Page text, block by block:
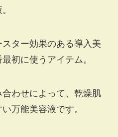
ター効果のある導入美
初に使うアイテム。
わせによって、乾燥肌
万能美容液です。